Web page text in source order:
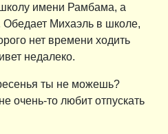
имени Рамбама, а
Обедает Михаэль в школе,
нет времени ходить
недалеко.
ты не можешь?
очень-то любит отпускать